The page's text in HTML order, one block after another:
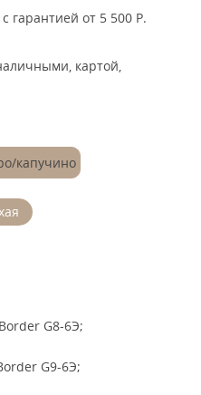
гарантией от 5 500 Р.
картой,
капучино
G8-6Э;
G9-6Э;